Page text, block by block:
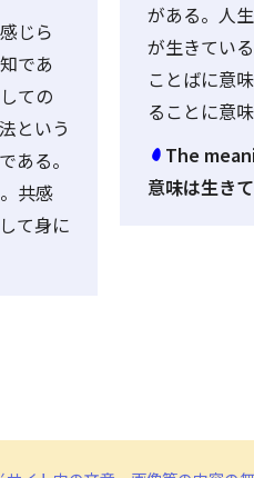
がある。人
が生きてい
ことばに意
ることに意
The
意味は生き
じら
であ
ての
という
ある。
共感
て身に